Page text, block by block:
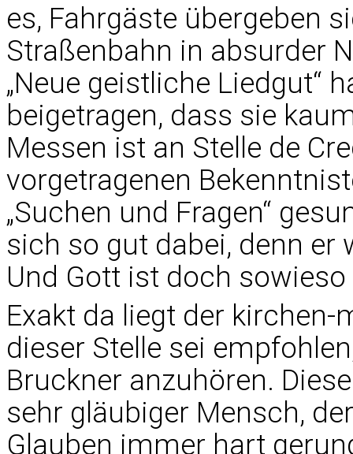
es, Fahrgäste übergeben
Straßenbahn in absurder
„Neue geistliche Liedgut“
beigetragen, dass sie
Messen ist an Stelle de
vorgetragenen
„Suchen und Fragen“
sich so gut dabei, denn
Und Gott ist doch
Exakt da liegt der
dieser Stelle sei
Bruckner anzuhören.
sehr gläubiger Mensch,
Glauben immer hart